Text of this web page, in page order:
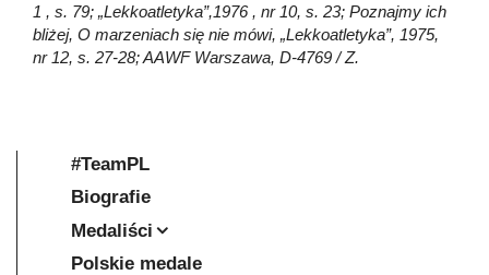
1 , s. 79; „Lekkoatletyka”,1976 , nr 10, s. 23; Poznajmy ich
bliżej, O marzeniach się nie mówi, „Lekkoatletyka”, 1975,
nr 12, s. 27-28; AAWF Warszawa, D-4769 / Z.
#TeamPL
Biografie
Medaliści
Polskie medale